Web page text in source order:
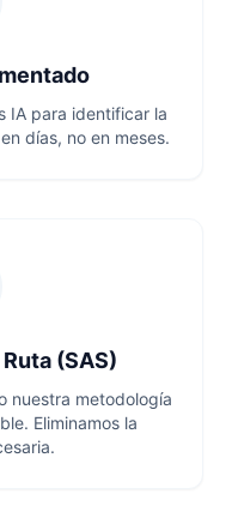
IA para identificar la
días, no en meses.
(SAS)
nuestra metodología
Eliminamos la